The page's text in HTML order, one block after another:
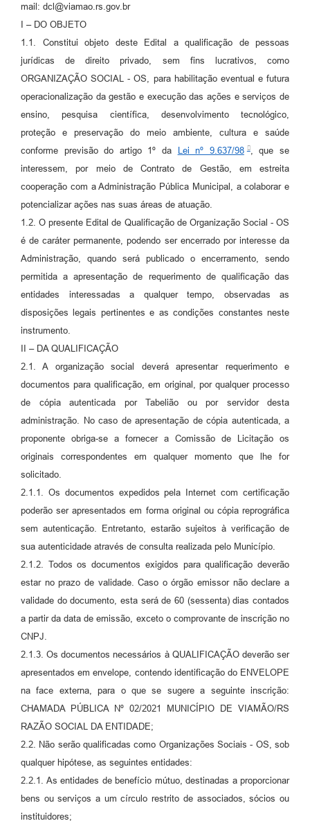
mail: dcl@viamao.rs.gov.br
I – DO OBJETO
1.1. Constitui objeto deste Edital a qualificação de pessoas
jurídicas de direito privado, sem fins lucrativos, como
ORGANIZAÇÃO SOCIAL - OS, para habilitação eventual e futura
operacionalização da gestão e execução das ações e serviços de
ensino, pesquisa científica, desenvolvimento tecnológico,
proteção e preservação do meio ambiente, cultura e saúde
conforme previsão do artigo 1º da
Lei nº 9.637/98 , que se
interessem, por meio de Contrato de Gestão, em estreita
cooperação com a Administração Pública Municipal, a colaborar e
potencializar ações nas suas áreas de atuação.
1.2. O presente Edital de Qualificação de Organização Social - OS
é de caráter permanente, podendo ser encerrado por interesse da
Administração, quando será publicado o encerramento, sendo
permitida a apresentação de requerimento de qualificação das
entidades interessadas a qualquer tempo, observadas as
disposições legais pertinentes e as condições constantes neste
instrumento.
II – DA QUALIFICAÇÃO
2.1. A organização social deverá apresentar requerimento e
documentos para qualificação, em original, por qualquer processo
de cópia autenticada por Tabelião ou por servidor desta
administração. No caso de apresentação de cópia autenticada, a
proponente obriga-se a fornecer a Comissão de Licitação os
originais correspondentes em qualquer momento que lhe for
solicitado.
2.1.1. Os documentos expedidos pela Internet com certificação
poderão ser apresentados em forma original ou cópia reprográfica
sem autenticação. Entretanto, estarão sujeitos à verificação de
sua autenticidade através de consulta realizada pelo Município.
2.1.2. Todos os documentos exigidos para qualificação deverão
estar no prazo de validade. Caso o órgão emissor não declare a
validade do documento, esta será de 60 (sessenta) dias contados
a partir da data de emissão, exceto o comprovante de inscrição no
CNPJ.
2.1.3. Os documentos necessários à QUALIFICAÇÃO deverão ser
apresentados em envelope, contendo identificação do ENVELOPE
na face externa, para o que se sugere a seguinte inscrição:
CHAMADA PÚBLICA Nº 02/2021 MUNICÍPIO DE VIAMÃO/RS
RAZÃO SOCIAL DA ENTIDADE;
2.2. Não serão qualificadas como Organizações Sociais - OS, sob
qualquer hipótese, as seguintes entidades:
2.2.1. As entidades de benefício mútuo, destinadas a proporcionar
bens ou serviços a um círculo restrito de associados, sócios ou
instituidores;